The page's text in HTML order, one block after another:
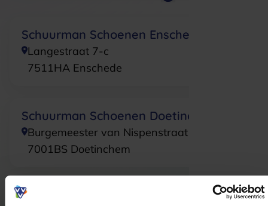
Schuurman Schoenen Enschede
Langestraat 7-c
7511HA Enschede
Schuurman Schoenen Doetinchem
Burgemeester van Nispenstraat 1-04
7001BS Doetinchem
Schuurman Schoenen Haaksbergen